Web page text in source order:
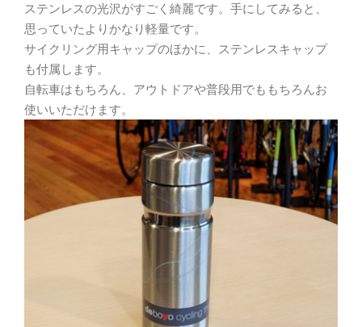
ステンレスの光沢がすごく綺麗です。手にしてみると、
思っていたよりかなり軽量です。
サイクリング用キャップのほかに、ステンレスキャップ
も付属します。
自転車はもちろん、アウトドアや普段用でももちろんお
使いいただけます。